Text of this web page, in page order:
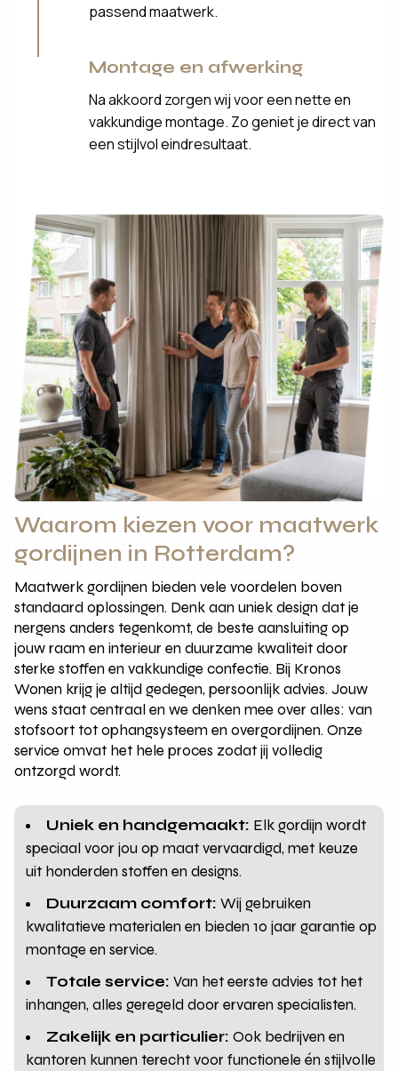
passend maatwerk.
Montage en afwerking
Na akkoord zorgen wij voor een nette en
vakkundige montage. Zo geniet je direct van
een stijlvol eindresultaat.
Waarom kiezen voor maatwerk
gordijnen in Rotterdam?
Maatwerk gordijnen bieden vele voordelen boven
standaard oplossingen. Denk aan uniek design dat je
nergens anders tegenkomt, de beste aansluiting op
jouw raam en interieur en duurzame kwaliteit door
sterke stoffen en vakkundige confectie. Bij Kronos
Wonen krijg je altijd gedegen, persoonlijk advies. Jouw
wens staat centraal en we denken mee over alles: van
stofsoort tot ophangsysteem en overgordijnen. Onze
service omvat het hele proces zodat jij volledig
ontzorgd wordt.
Uniek en handgemaakt: Elk gordijn wordt
speciaal voor jou op maat vervaardigd, met keuze
uit honderden stoffen en designs.
Duurzaam comfort: Wij gebruiken
kwalitatieve materialen en bieden 10 jaar garantie op
montage en service.
Totale service: Van het eerste advies tot het
inhangen, alles geregeld door ervaren specialisten.
Zakelijk en particulier: Ook bedrijven en
kantoren kunnen terecht voor functionele én stijlvolle